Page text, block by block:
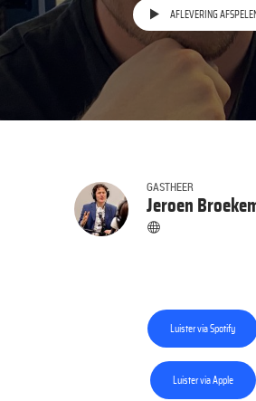
AFLEVERING
GASTHEER
Jeroen
Luister via Spotify
Luister via Apple